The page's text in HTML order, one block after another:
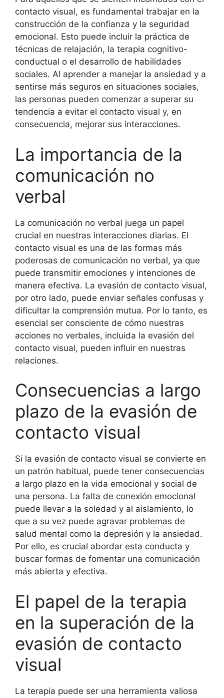
contacto visual, es fundamental trabajar en la
construcción de la confianza y la seguridad
emocional. Esto puede incluir la práctica de
técnicas de relajación, la terapia cognitivo-
conductual o el desarrollo de habilidades
sociales. Al aprender a manejar la ansiedad y a
sentirse más seguros en situaciones sociales,
las personas pueden comenzar a superar su
tendencia a evitar el contacto visual y, en
consecuencia, mejorar sus interacciones.
La importancia de la
comunicación no
verbal
La comunicación no verbal juega un papel
crucial en nuestras interacciones diarias. El
contacto visual es una de las formas más
poderosas de comunicación no verbal, ya que
puede transmitir emociones y intenciones de
manera efectiva. La evasión de contacto visual,
por otro lado, puede enviar señales confusas y
dificultar la comprensión mutua. Por lo tanto, es
esencial ser consciente de cómo nuestras
acciones no verbales, incluida la evasión del
contacto visual, pueden influir en nuestras
relaciones.
Consecuencias a largo
plazo de la evasión de
contacto visual
Si la evasión de contacto visual se convierte en
un patrón habitual, puede tener consecuencias
a largo plazo en la vida emocional y social de
una persona. La falta de conexión emocional
puede llevar a la soledad y al aislamiento, lo
que a su vez puede agravar problemas de
salud mental como la depresión y la ansiedad.
Por ello, es crucial abordar esta conducta y
buscar formas de fomentar una comunicación
más abierta y efectiva.
El papel de la terapia
en la superación de la
evasión de contacto
visual
La terapia puede ser una herramienta valiosa